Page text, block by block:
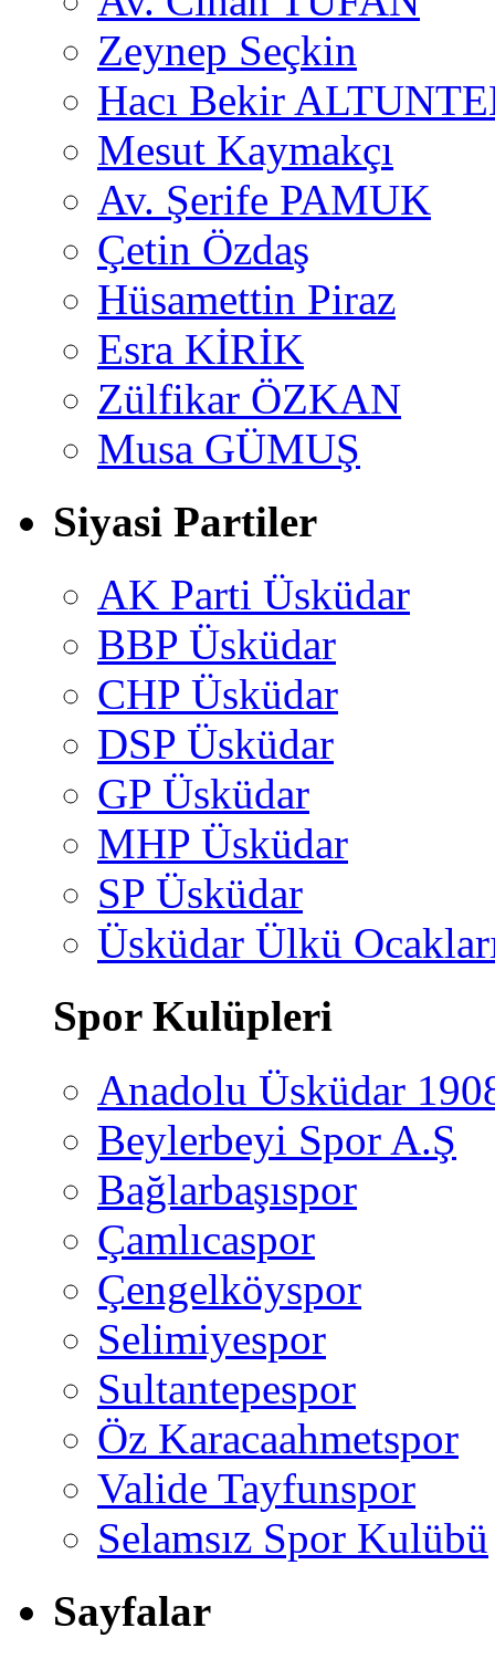
Zeynep Seçkin
Hacı Bekir
Mesut Kaymakçı
Av. Şerife PAMUK
Çetin Özdaş
Hüsamettin Piraz
Esra KİRİK
Zülfikar ÖZKAN
Musa GÜMUŞ
Siyasi Partiler
AK Parti Üsküdar
BBP Üsküdar
CHP Üsküdar
DSP Üsküdar
GP Üsküdar
MHP Üsküdar
SP Üsküdar
Üsküdar Ülkü
Spor Kulüpleri
Anadolu Üsküdar
Beylerbeyi Spor A.Ş
Bağlarbaşıspor
Çamlıcaspor
Çengelköyspor
Selimiyespor
Sultantepespor
Öz Karacaahmetspor
Valide Tayfunspor
Selamsız Spor Kulübü
Sayfalar